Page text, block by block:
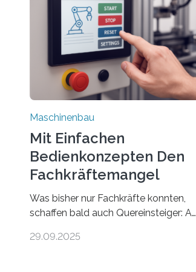
Maschinenbau
Mit Einfachen
Bedienkonzepten Den
Fachkräftemangel
Bekämpfen
Was bisher nur Fachkräfte konnten,
schaffen bald auch Quereinsteiger: Am
Forscher vom Fraunhofer IPA das
29.09.2025